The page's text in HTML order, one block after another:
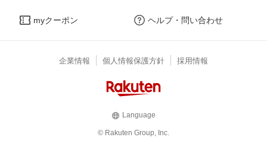
myクーポン ヘルプ・問い合わせ
企業情報 個人情報保護方針 採用情報
Language
© Rakuten Group, Inc.